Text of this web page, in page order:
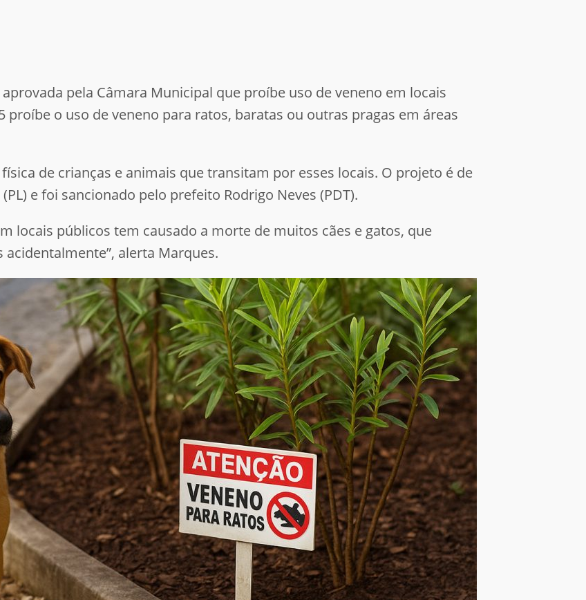
pela Câmara Municipal que proíbe uso de veneno em locais
proíbe o uso de veneno para ratos, baratas ou outras pragas em áreas
de crianças e animais que transitam por esses locais. O projeto é de
e foi sancionado pelo prefeito Rodrigo Neves (PDT).
locais públicos tem causado a morte de muitos cães e gatos, que
alerta Marques.